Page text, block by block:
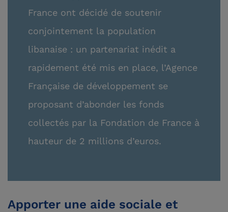
France ont décidé de soutenir
conjointement la population
libanaise : un partenariat inédit a
rapidement été mis en place, l’Agence
Française de développement se
proposant d’abonder les fonds
collectés par la Fondation de France à
hauteur de 2 millions d’euros.
Apporter une aide sociale et